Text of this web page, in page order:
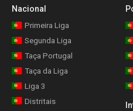
Nacional
Primeira Liga
Segunda Liga
Taça Portugal
Taça da Liga
Liga 3
Distritais